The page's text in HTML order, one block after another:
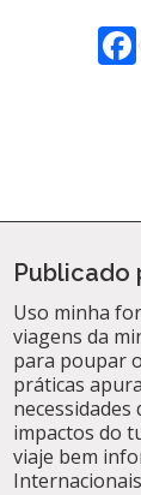
Publicado
Uso minha
viagens da
para poupar
práticas
impactos do
viaje bem